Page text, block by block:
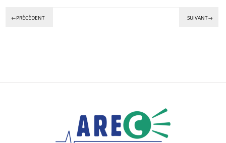
←PRÉCÉDENT SUIVANT→